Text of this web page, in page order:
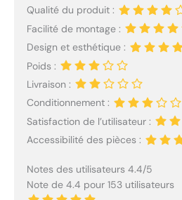
Qualité du produit :
Facilité de montage :
Design et esthétique :
Poids :
Livraison :
Conditionnement :
Satisfaction de l’utilisateur :
Accessibilité des pièces :
Notes des utilisateurs 4.4/5
Note de 4.4 pour 153 utilisateurs